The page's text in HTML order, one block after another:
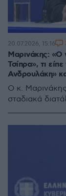
Μαρινάκης: «Ο
Τσίπρα», τι
Ανδρουλάκη»
Ο κ.
σταδιακά
20.07.2026, 15:16